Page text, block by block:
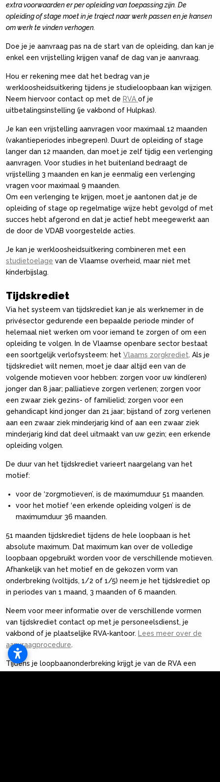
extra voorwaarden er per opleiding van toepassing zijn. De
opleiding of stage moet in je traject naar werk passen en je kansen
om werk te vinden verhogen.
Doe je je aanvraag pas na de start van de opleiding, dan kan je
enkel een vrijstelling krijgen vanaf de dag van je aanvraag.
Hou er rekening mee dat het bedrag van je
werkloosheidsuitkering tijdens je studieloopbaan kan wijzigen.
Neem hiervoor contact op met de RVA of je
uitbetalingsinstelling (je vakbond of Hulpkas).
Je kan een vrijstelling aanvragen voor maximaal 12 maanden
(vakantieperiodes inbegrepen). Duurt de opleiding of stage
langer dan 12 maanden, dan moet je zelf tijdig een verlenging
aanvragen. Voor studies in het buitenland bedraagt de
vrijstelling 3 maanden en kan je eenmalig een verlenging
vragen voor maximaal 9 maanden.
Om een verlenging te krijgen, moet je aantonen dat je de
opleiding of stage op regelmatige wijze hebt gevolgd of met
succes hebt afgerond en dat je actief hebt meegewerkt aan
de door de VDAB voorgestelde acties.
Je kan je werkloosheidsuitkering combineren met een
studietoelage van de Vlaamse overheid, maar niet met
kinderbijslag.
Tijdskrediet
Via het systeem van tijdskrediet kan je als werknemer in de
privésector gedurende een bepaalde periode minder of
helemaal niet werken om voor iemand te zorgen of om een
opleiding te volgen. In de Vlaamse openbare sector bestaat
een soortgelijk verlofsysteem: het Vlaams zorgkrediet. Als je
tijdskrediet wilt nemen, moet je daar altijd een van de
volgende motieven voor hebben: zorgen voor uw kind(eren)
jonger dan 8 jaar; palliatieve zorgen verlenen; zorgen voor
een zwaar ziek gezins- of familielid; zorgen voor een
gehandicapt kind jonger dan 21 jaar; bijstand of zorg verlenen
aan een zwaar ziek minderjarig kind of aan een zwaar ziek
minderjarig kind dat deel uitmaakt van uw gezin; een erkende
opleiding volgen.
De duur van het tijdskrediet varieert naargelang van het
motief:
voor de ‘zorgmotieven’, is de maximumduur 51 maanden.
voor het motief ‘een erkende opleiding volgen’ is de
maximumduur 36 maanden.
51 maanden tijdskrediet tijdens de hele loopbaan is het
absolute maximum. Dat maximum kan over de volledige
loopbaan opgebruikt worden voor de verschillende motieven.
Afhankelijk van het motief en de gekozen vorm van
onderbreking (voltijds, 1/2 of 1/5) neem je het tijdskrediet op
in periodes van 1 maand, 3 maanden of 6 maanden.
Neem voor meer informatie over de verschillende vormen
van tijdskrediet contact op met je personeelsdienst, je
vakbond of je plaatselijke RVA-kantoor. Lees meer over de
aanvraagprocedure.
Tijdens je loopbaanonderbreking krijgt je van de RVA een